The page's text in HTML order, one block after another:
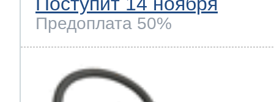
Предоплата 50%